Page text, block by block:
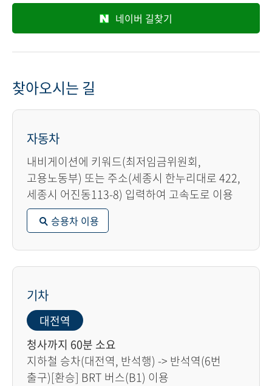
네이버 길찾기
찾아오시는 길
자동차
내비게이션에 키워드(최저임금위원회,
고용노동부) 또는 주소(세종시 한누리대로 422,
세종시 어진동113-8) 입력하여 고속도로 이용
승용차 이용
기차
대전역
청사까지 60분 소요
지하철 승차(대전역, 반석행) -> 반석역(6번
출구)[환승] BRT 버스(B1) 이용